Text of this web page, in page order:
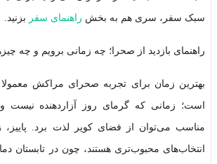
سبک سفر، سری هم به بخش راهنمای سفر بزنید.
راهنمای بازدید از صحرا؛ چه زمانی برویم و چه
بهترین زمان برای تجربه صحرای مراکش
است؛ زمانی که گرمای روز آزاردهنده
مناسب می‌توان از فضای کویر لذت برد. پاییز،
انتخاب‌های محبوب‌تری هستند، چون در تابستان